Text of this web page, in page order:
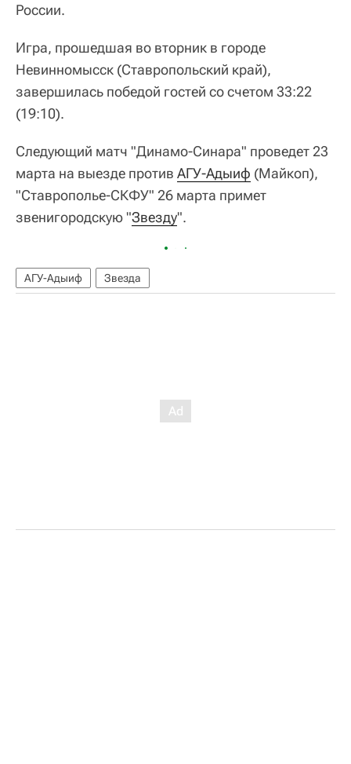
России.
Игра, прошедшая во вторник в городе
Невинномысск (Ставропольский край),
завершилась победой гостей со счетом 33:22
(19:10).
Следующий матч "Динамо-Синара" проведет 23
марта на выезде против АГУ-Адыиф (Майкоп),
"Ставрополье-СКФУ" 26 марта примет
звенигородскую "Звезду".
АГУ-Адыиф Звезда